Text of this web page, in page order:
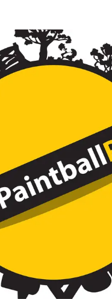
aux favoris